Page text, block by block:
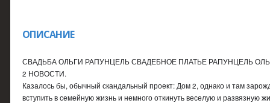
ОПИСАНИЕ
СВАДЬБА ОЛЬГИ РАПУНЦЕЛЬ СВАДЕБНОЕ ПЛАТЬЕ РАПУНЦЕЛЬ
2 НОВОСТИ.
Казалось бы, обычный скандальный проект: Дом 2, однако и там
вступить в семейную жизнь и немного откинуть веселую и развязную